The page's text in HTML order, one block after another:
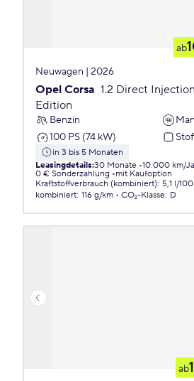
ab
Neuwagen | 2026
Opel Corsa 1.2 Direct
Edition
Benzin
100 PS (74 kW)
in 3 bis 5 Monaten
Leasingdetails:30 Monate 10.000 km/
0 € Sonderzahlung
mit Kaufoption
Kraftstoffverbrauch (kombiniert): 5,1 l/
kombiniert: 116 g/km CO₂-Klasse: D
ab